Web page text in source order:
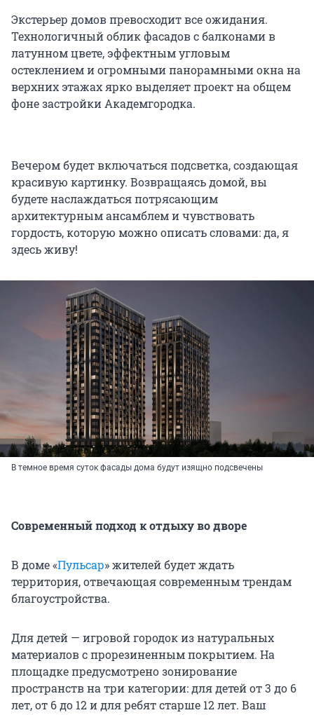
Экстерьер домов превосходит все ожидания.
Технологичный облик фасадов с балконами в
латунном цвете, эффектным угловым
остеклением и огромными панорамными окна на
верхних этажах ярко выделяет проект на общем
фоне застройки Академгородка.
Вечером будет включаться подсветка, создающая
красивую картинку. Возвращаясь домой, вы
будете наслаждаться потрясающим
архитектурным ансамблем и чувствовать
гордость, которую можно описать словами: да, я
здесь живу!
В темное время суток фасады дома будут изящно подсвечены
Современный подход к отдыху во дворе
В доме «Пульсар» жителей будет ждать
территория, отвечающая современным трендам
благоустройства.
Для детей — игровой городок из натуральных
материалов с прорезиненным покрытием. На
площадке предусмотрено зонирование
пространств на три категории: для детей от 3 до 6
лет, от 6 до 12 и для ребят старше 12 лет. Ваш